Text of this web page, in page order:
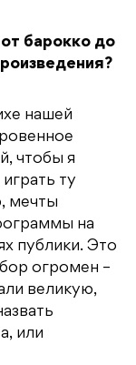
барокко до
нашей
чтобы я
ту
мечты
на
публики. Это
огромен –
великую,
или